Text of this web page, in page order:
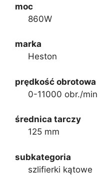
moc
860W
marka
Heston
prędkość obrotowa
0-11000 obr./min
średnica tarczy
125 mm
subkategoria
szlifierki kątowe